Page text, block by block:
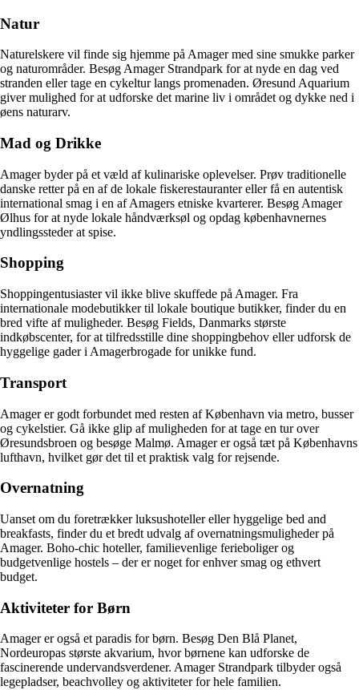
Natur
Naturelskere vil finde sig hjemme på Amager med sine smukke parker
og naturområder. Besøg Amager Strandpark for at nyde en dag ved
stranden eller tage en cykeltur langs promenaden. Øresund Aquarium
giver mulighed for at udforske det marine liv i området og dykke ned i
øens naturarv.
Mad og Drikke
Amager byder på et væld af kulinariske oplevelser. Prøv traditionelle
danske retter på en af de lokale fiskerestauranter eller få en autentisk
international smag i en af Amagers etniske kvarterer. Besøg Amager
Ølhus for at nyde lokale håndværksøl og opdag københavnernes
yndlingssteder at spise.
Shopping
Shoppingentusiaster vil ikke blive skuffede på Amager. Fra
internationale modebutikker til lokale boutique butikker, finder du en
bred vifte af muligheder. Besøg Fields, Danmarks største
indkøbscenter, for at tilfredsstille dine shoppingbehov eller udforsk de
hyggelige gader i Amagerbrogade for unikke fund.
Transport
Amager er godt forbundet med resten af København via metro, busser
og cykelstier. Gå ikke glip af muligheden for at tage en tur over
Øresundsbroen og besøge Malmø. Amager er også tæt på Københavns
lufthavn, hvilket gør det til et praktisk valg for rejsende.
Overnatning
Uanset om du foretrækker luksushoteller eller hyggelige bed and
breakfasts, finder du et bredt udvalg af overnatningsmuligheder på
Amager. Boho-chic hoteller, familievenlige ferieboliger og
budgetvenlige hostels – der er noget for enhver smag og ethvert
budget.
Aktiviteter for Børn
Amager er også et paradis for børn. Besøg Den Blå Planet,
Nordeuropas største akvarium, hvor børnene kan udforske de
fascinerende undervandsverdener. Amager Strandpark tilbyder også
legepladser, beachvolley og aktiviteter for hele familien.